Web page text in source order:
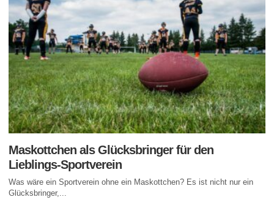
Maskottchen als Glücksbringer für den
Lieblings-Sportverein
Was wäre ein Sportverein ohne ein Maskottchen? Es ist nicht nur ein
Glücksbringer,...